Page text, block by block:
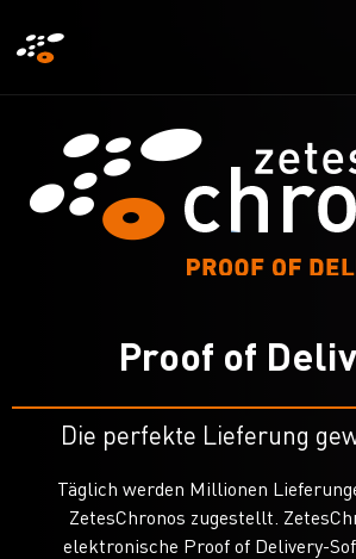
zum
Inhalt
Proof of Deliv
Die perfekte Lieferung
Täglich werden Millionen
ZetesChronos zugestellt.
elektronische Proof of Delivery-